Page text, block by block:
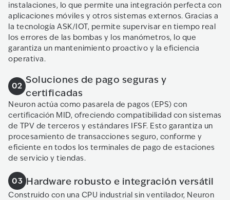
instalaciones, lo que permite una integración perfecta con
aplicaciones móviles y otros sistemas externos. Gracias a
la tecnología ASK/IOT, permite supervisar en tiempo real
los errores de las bombas y los manómetros, lo que
garantiza un mantenimiento proactivo y la eficiencia
operativa.
02
Soluciones de pago seguras y
certificadas
Neuron actúa como pasarela de pagos (EPS) con
certificación MID, ofreciendo compatibilidad con sistemas
de TPV de terceros y estándares IFSF. Esto garantiza un
procesamiento de transacciones seguro, conforme y
eficiente en todos los terminales de pago de estaciones
de servicio y tiendas.
03 Hardware robusto e integración versátil
Construido con una CPU industrial sin ventilador, Neuron